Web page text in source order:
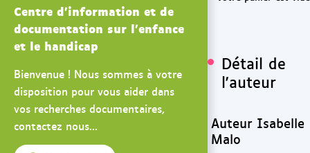
Détail de
l'auteur
Auteur Isabelle
Malo
Centre d'information et de
documentation sur l'enfance
et le handicap
Bienvenue ! Nous sommes à votre
disposition pour vous aider dans
vos recherches documentaires,
contactez nous...